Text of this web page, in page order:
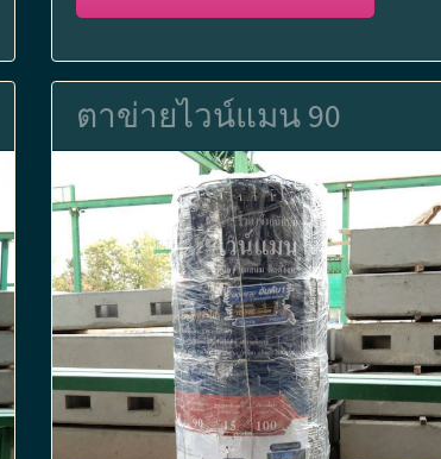
ตาข่ายไวน์แมน 90